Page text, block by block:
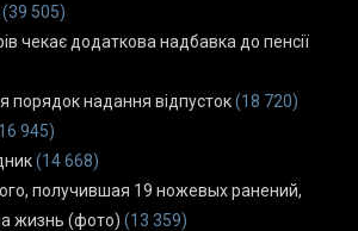
(39 505)
чекає додаткова надбавка до пенсії
порядок надання відпусток(18 720)
945)
(14 668)
получившая 19 ножевых ранений,
жизнь (фото) (13 359)